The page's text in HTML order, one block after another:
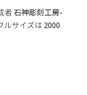
者石神彫刻工房-
ルサイズは 2000